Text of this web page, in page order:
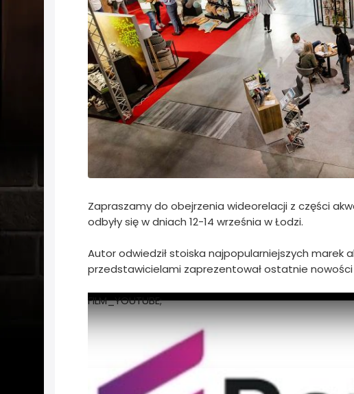
Zapraszamy do obejrzenia wideorelacji z części
odbyły się w dniach 12-14 września w Łodzi.
Autor odwiedził stoiska najpopularniejszych marek
przedstawicielami zaprezentował ostatnie
FILM_YOUTUBE;